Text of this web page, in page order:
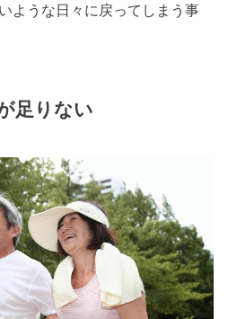
ような日々に戻ってしまう事
足りない